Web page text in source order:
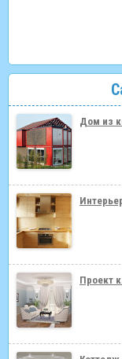
Дом из
Проект